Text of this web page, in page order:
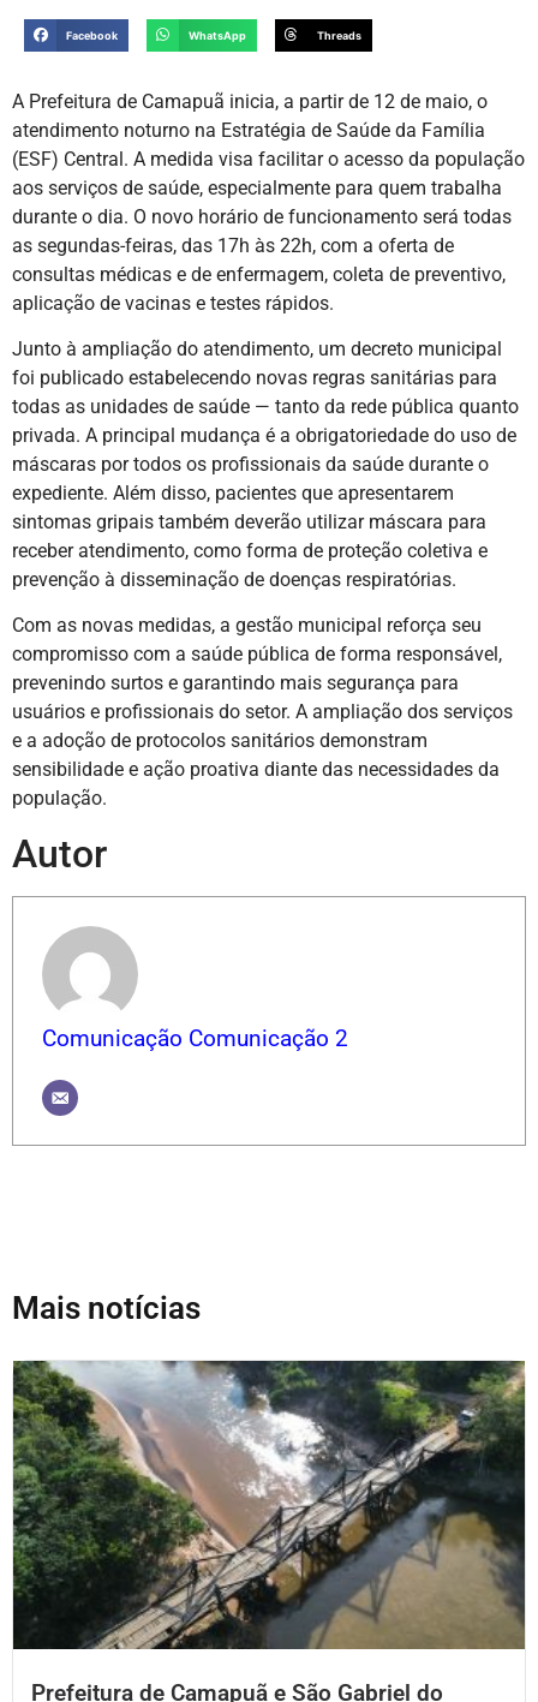
Facebook WhatsApp Threads
A Prefeitura de Camapuã inicia, a partir de 12 de maio, o
atendimento noturno na Estratégia de Saúde da Família
(ESF) Central. A medida visa facilitar o acesso da população
aos serviços de saúde, especialmente para quem trabalha
durante o dia. O novo horário de funcionamento será todas
as segundas-feiras, das 17h às 22h, com a oferta de
consultas médicas e de enfermagem, coleta de preventivo,
aplicação de vacinas e testes rápidos.
Junto à ampliação do atendimento, um decreto municipal
foi publicado estabelecendo novas regras sanitárias para
todas as unidades de saúde — tanto da rede pública quanto
privada. A principal mudança é a obrigatoriedade do uso de
máscaras por todos os profissionais da saúde durante o
expediente. Além disso, pacientes que apresentarem
sintomas gripais também deverão utilizar máscara para
receber atendimento, como forma de proteção coletiva e
prevenção à disseminação de doenças respiratórias.
Com as novas medidas, a gestão municipal reforça seu
compromisso com a saúde pública de forma responsável,
prevenindo surtos e garantindo mais segurança para
usuários e profissionais do setor. A ampliação dos serviços
e a adoção de protocolos sanitários demonstram
sensibilidade e ação proativa diante das necessidades da
população.
Autor
Comunicação Comunicação 2
Mais notícias
Prefeitura de Camapuã e São Gabriel do